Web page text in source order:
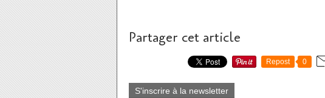
Partager cet article
Repost 0
S'inscrire à la newsletter